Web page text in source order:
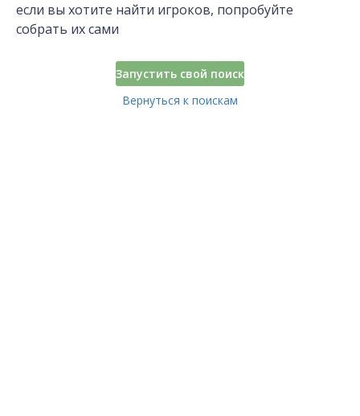
если вы хотите найти игроков, попробуйте
собрать их сами
Запустить свой поиск
Вернуться к поискам